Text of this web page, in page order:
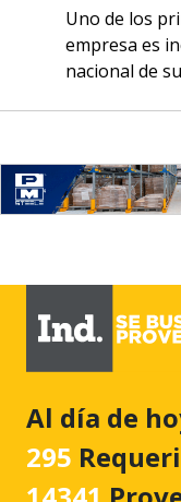
Uno de los
empresa es
nacional de
Al día de
295